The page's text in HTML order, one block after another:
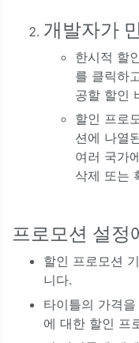
개발자가
한시적 할
를 클릭하
공할 할인
할인 프로
션에 나열
여러 국가
삭제 또는
프로모션 설정
할인 프로모션
니다.
타이틀의 가격
에 대한 할인 프